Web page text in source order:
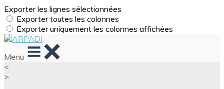
Exporter les lignes sélectionnées
Exporter toutes les colonnes
Exporter uniquement les colonnes affichées
Menu
<
>